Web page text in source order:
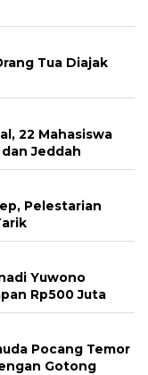
Tua Diajak
22 Mahasiswa
Jeddah
Pelestarian
Yuwono
Rp500 Juta
Pocang Temor
Gotong